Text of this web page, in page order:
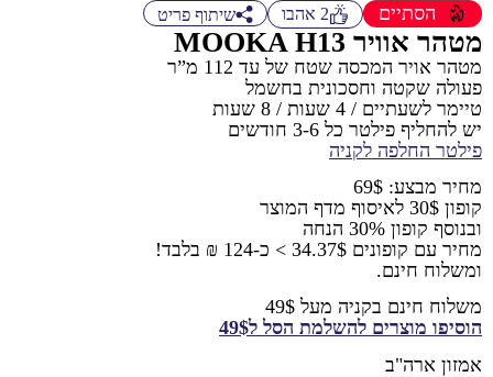
הסתיים 2 אהבו שיתוף פריט
מטהר אוויר MOOKA H13
מטהר אויר המכסה שטח של עד 112 מ”ר
פעולה שקטה וחסכונית בחשמל
טיימר לשעתיים / 4 שעות / 8 שעות
יש להחליף פילטר כל 3-6 חודשים
פילטר החלפה לקניה
מחיר מבצע: 69$
קופון 30$ לאיסוף מדף המוצר
ובנוסף קופון 30% הנחה
מחיר עם קופונים 34.37$ > כ-124 ₪ בלבד!
ומשלוח חינם.
משלוח חינם בקניה מעל 49$
הוסיפו מוצרים להשלמת הסל ל49$
אמזון ארה"ב